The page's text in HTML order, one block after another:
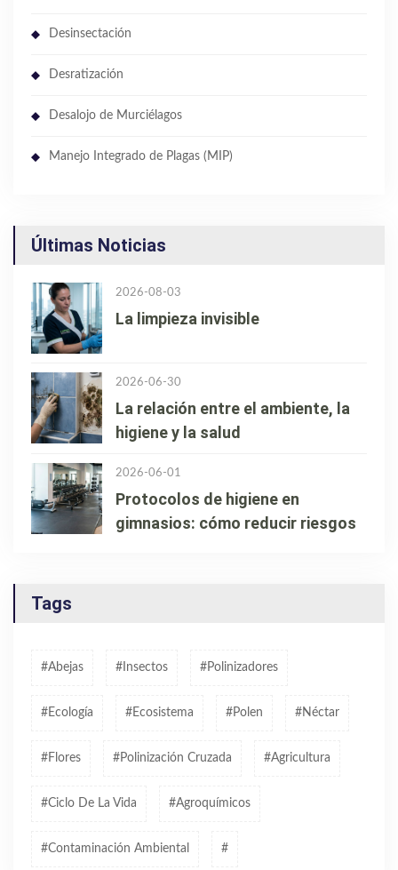
Desinsectación
Desratización
Desalojo de Murciélagos
Manejo Integrado de Plagas (MIP)
Últimas Noticias
2026-08-03
La limpieza invisible
2026-06-30
La relación entre el ambiente, la
higiene y la salud
2026-06-01
Protocolos de higiene en
gimnasios: cómo reducir riesgos
Tags
#abejas #insectos #polinizadores
#ecología #ecosistema #polen #néctar
#flores #polinización Cruzada #agricultura
#ciclo De La Vida #agroquímicos
#contaminación Ambiental #